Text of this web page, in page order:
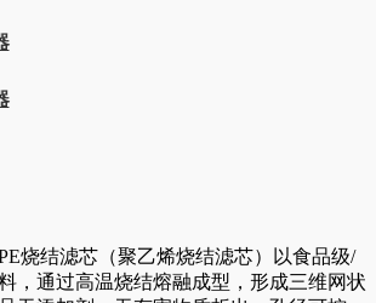
烧结滤芯（聚乙烯烧结滤芯）以食品级/
，通过高温烧结熔融成型，形成三维网状